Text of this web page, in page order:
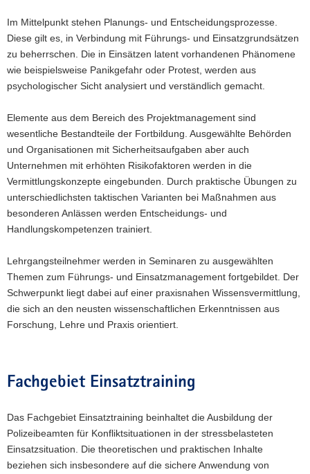
e
N
a
v
i
a
t
i
o
n
Im Mittelpunkt stehen Planungs- und Entscheidungsprozesse.
Diese gilt es, in Verbindung mit Führungs- und Einsatzgrundsätzen
zu beherrschen. Die in Einsätzen latent vorhandenen Phänomene
wie beispielsweise Panikgefahr oder Protest, werden aus
psychologischer Sicht analysiert und verständlich gemacht.
Elemente aus dem Bereich des Projektmanagement sind
wesentliche Bestandteile der Fortbildung. Ausgewählte Behörden
und Organisationen mit Sicherheitsaufgaben aber auch
Unternehmen mit erhöhten Risikofaktoren werden in die
Vermittlungskonzepte eingebunden. Durch praktische Übungen zu
unterschiedlichsten taktischen Varianten bei Maßnahmen aus
besonderen Anlässen werden Entscheidungs- und
Handlungskompetenzen trainiert.
Lehrgangsteilnehmer werden in Seminaren zu ausgewählten
Themen zum Führungs- und Einsatzmanagement fortgebildet. Der
Schwerpunkt liegt dabei auf einer praxisnahen Wissensvermittlung,
die sich an den neusten wissenschaftlichen Erkenntnissen aus
Forschung, Lehre und Praxis orientiert.
Fachgebiet Einsatztraining
Das Fachgebiet Einsatztraining beinhaltet die Ausbildung der
Polizeibeamten für Konfliktsituationen in der stressbelasteten
Einsatzsituation. Die theoretischen und praktischen Inhalte
beziehen sich insbesondere auf die sichere Anwendung von